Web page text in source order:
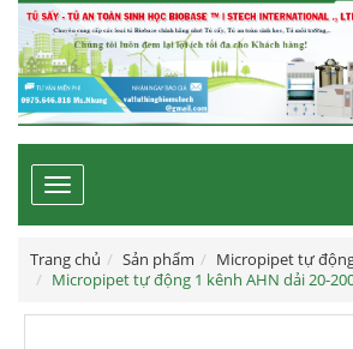
Toggle
navigation
Trang chủ Sản phẩm
Micropipet tự
Micropipet tự động 1 kênh AHN dải 20-